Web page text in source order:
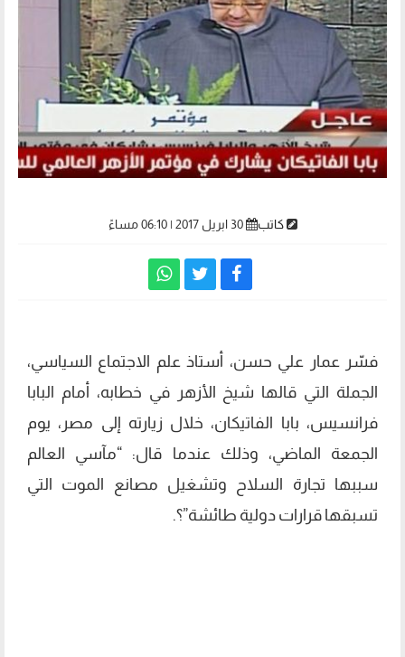
كاتب 30 ابريل 2017 | 06:10 مساءً
فسّر عمار علي حسن، أستاذ علم الاجتماع السياسي،
الجملة التي قالها شيخ الأزهر في خطابه، أمام البابا
فرانسيس، بابا الفاتيكان، خلال زيارته إلى مصر، يوم
الجمعة الماضي، وذلك عندما قال: “مآسي العالم
سببها تجارة السلاح وتشغيل مصانع الموت التي
تسبقها قرارات دولية طائشة”؟.